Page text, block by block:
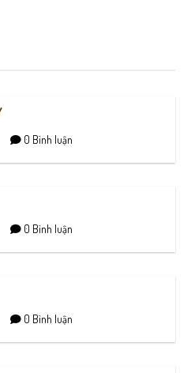
0 Bình luận
0 Bình luận
0 Bình luận